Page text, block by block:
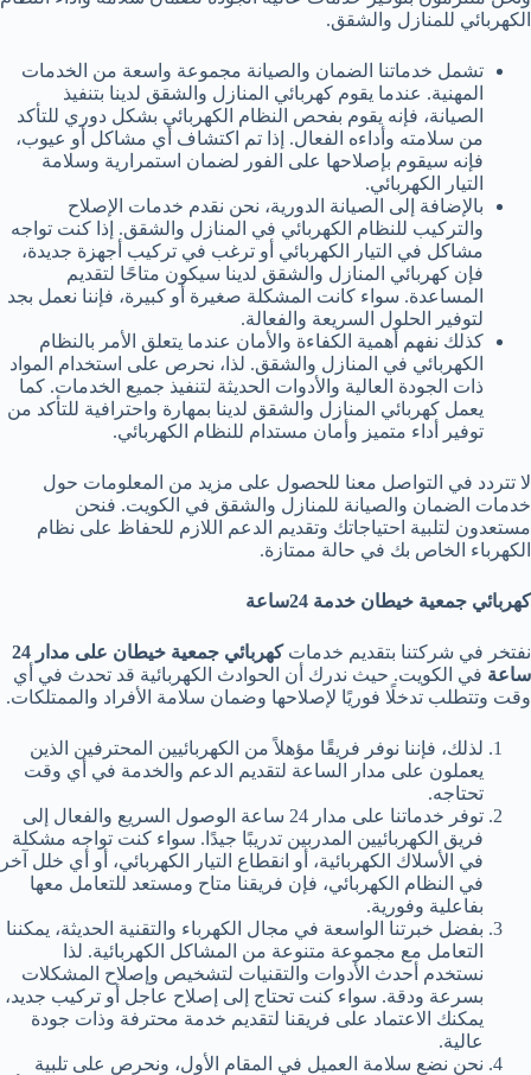
الكهربائي للمنازل والشقق.
تشمل خدماتنا الضمان والصيانة مجموعة واسعة من الخدمات
المهنية. عندما يقوم كهربائي المنازل والشقق لدينا بتنفيذ
الصيانة، فإنه يقوم بفحص النظام الكهربائي بشكل دوري للتأكد
من سلامته وأداءه الفعال. إذا تم اكتشاف أي مشاكل أو عيوب،
فإنه سيقوم بإصلاحها على الفور لضمان استمرارية وسلامة
التيار الكهربائي.
بالإضافة إلى الصيانة الدورية، نحن نقدم خدمات الإصلاح
والتركيب للنظام الكهربائي في المنازل والشقق. إذا كنت تواجه
مشاكل في التيار الكهربائي أو ترغب في تركيب أجهزة جديدة،
فإن كهربائي المنازل والشقق لدينا سيكون متاحًا لتقديم
المساعدة. سواء كانت المشكلة صغيرة أو كبيرة، فإننا نعمل بجد
لتوفير الحلول السريعة والفعالة.
كذلك نفهم أهمية الكفاءة والأمان عندما يتعلق الأمر بالنظام
الكهربائي في المنازل والشقق. لذا، نحرص على استخدام المواد
ذات الجودة العالية والأدوات الحديثة لتنفيذ جميع الخدمات. كما
يعمل كهربائي المنازل والشقق لدينا بمهارة واحترافية للتأكد من
توفير أداء متميز وأمان مستدام للنظام الكهربائي.
لا تتردد في التواصل معنا للحصول على مزيد من المعلومات حول
خدمات الضمان والصيانة للمنازل والشقق في الكويت. فنحن
مستعدون لتلبية احتياجاتك وتقديم الدعم اللازم للحفاظ على نظام
الكهرباء الخاص بك في حالة ممتازة.
كهربائي جمعية خيطان خدمة 24ساعة
نفتخر في شركتنا بتقديم خدمات
كهربائي جمعية خيطان على مدار 24
ساعة في الكويت. حيث ندرك أن الحوادث الكهربائية قد تحدث في أي
وقت وتتطلب تدخلًا فوريًا لإصلاحها وضمان سلامة الأفراد والممتلكات.
لذلك، فإننا نوفر فريقًا مؤهلاً من الكهربائيين المحترفين الذين
يعملون على مدار الساعة لتقديم الدعم والخدمة في أي وقت
تحتاجه.
توفر خدماتنا على مدار 24 ساعة الوصول السريع والفعال إلى
فريق الكهربائيين المدربين تدريبًا جيدًا. سواء كنت تواجه مشكلة
في الأسلاك الكهربائية، أو انقطاع التيار الكهربائي، أو أي خلل آخر
في النظام الكهربائي، فإن فريقنا متاح ومستعد للتعامل معها
بفاعلية وفورية.
بفضل خبرتنا الواسعة في مجال الكهرباء والتقنية الحديثة، يمكننا
التعامل مع مجموعة متنوعة من المشاكل الكهربائية. لذا
نستخدم أحدث الأدوات والتقنيات لتشخيص وإصلاح المشكلات
بسرعة ودقة. سواء كنت تحتاج إلى إصلاح عاجل أو تركيب جديد،
يمكنك الاعتماد على فريقنا لتقديم خدمة محترفة وذات جودة
عالية.
نحن نضع سلامة العميل في المقام الأول، ونحرص على تلبية